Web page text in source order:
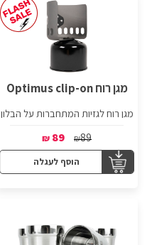
מגן רוח Optimus clip-on
מגן רוח לגזיות המתחברות על הבלון
89
₪
89
₪
הוסף לעגלה